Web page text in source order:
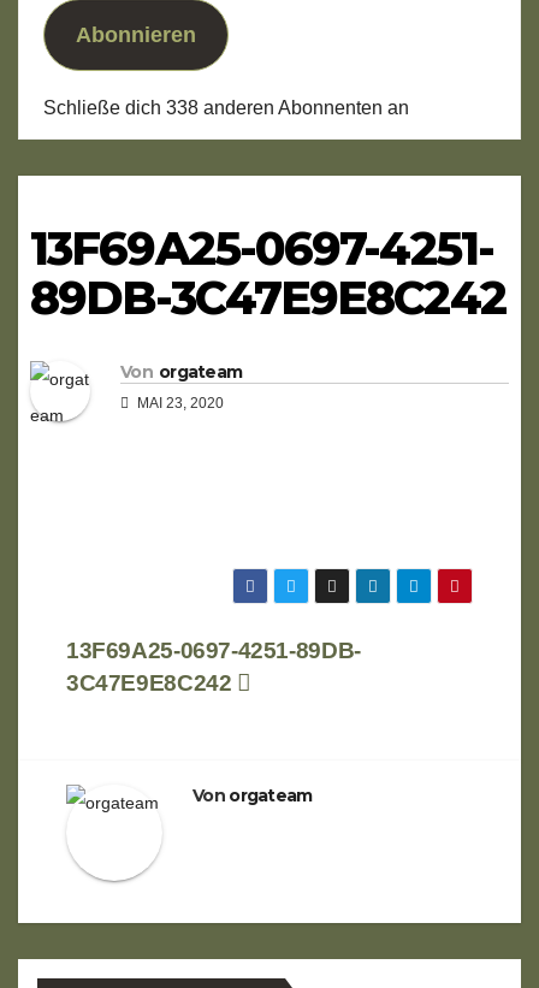
Abonnieren
Schließe dich 338 anderen Abonnenten an
13F69A25-0697-4251-
89DB-3C47E9E8C242
Von orgateam
MAI 23, 2020
Beitragsnavigation
13F69A25-0697-4251-89DB-
3C47E9E8C242
Von orgateam